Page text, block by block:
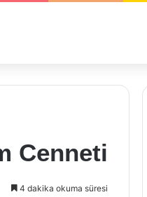
Cenneti
4 dakika okuma süresi